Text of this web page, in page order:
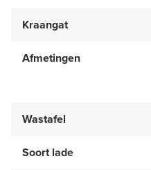
Kraangat
Afmetingen
Wastafel
Soort lade